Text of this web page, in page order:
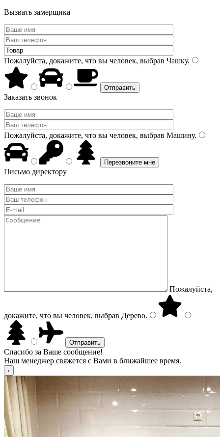
Вызвать замерщика
Пожалуйста, докажите, что вы человек, выбрав Чашку.
Заказать звонок
Пожалуйста, докажите, что вы человек, выбрав Машину.
Письмо директору
Пожалуйста,
докажите, что вы человек, выбрав Дерево.
Спасибо за Ваше сообщение!
Наш менеджер свяжется с Вами в ближайшее время.